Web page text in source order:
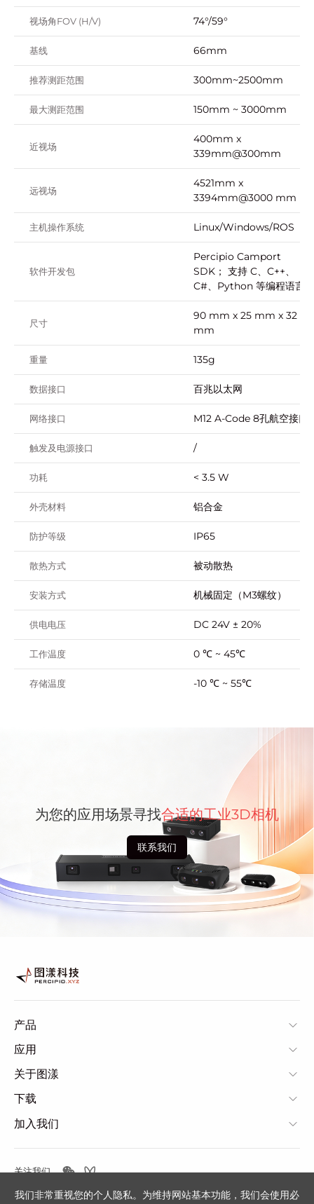
我们非常重视您的个人隐私。为维持网站基本功能，我们会使用必
视场角FOV (H/V) 74°/59°
基线 66mm
推荐测距范围 300mm~2500mm
最大测距范围 150mm ~ 3000mm
近视场
400mm x
339mm@300mm
远视场
4521mm x
3394mm@3000 mm
主机操作系统 Linux/Windows/ROS
软件开发包
Percipio Camport
SDK； 支持 C、C++、
C#、Python 等编程语言
尺寸
90 mm x 25 mm x 32
mm
重量 135g
数据接口 百兆以太⽹
网络接口 M12 A-Code 8孔航空接⼝
触发及电源接口 /
功耗 < 3.5 W
外壳材料 铝合金
防护等级 IP65
散热方式 被动散热
安装方式 机械固定（M3螺纹）
供电电压 DC 24V ± 20%
工作温度 0 ℃ ~ 45℃
存储温度 -10 ℃ ~ 55℃
为您的应用场景寻找合适的工业3D相机
联系我们
产品
应用
关于图漾
下载
加入我们
关注我们